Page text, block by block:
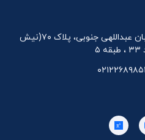
تهران، بلوار اندرزگو، نبش خیابان عبداللهی جنوبی، پلاک ۷۰(نیش
۰۲۱۲۲۶۸۹۸۵۱